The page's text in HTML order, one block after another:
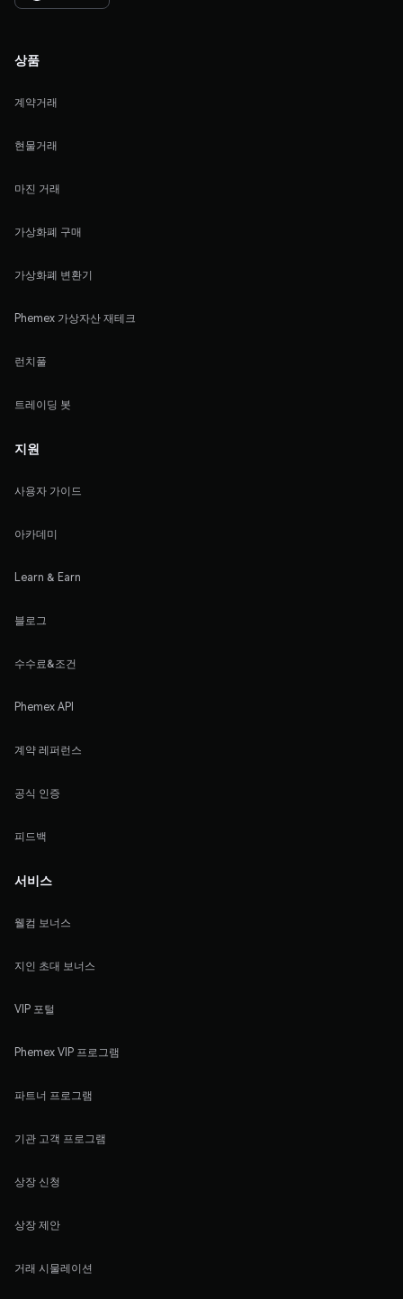
상품
계약거래
현물거래
마진 거래
가상화폐 구매
가상화폐 변환기
Phemex 가상자산 재테크
런치풀
트레이딩 봇
지원
사용자 가이드
아카데미
Learn & Earn
블로그
수수료&조건
Phemex API
계약 레퍼런스
공식 인증
피드백
서비스
웰컴 보너스
지인 초대 보너스
VIP 포털
Phemex VIP 프로그램
파트너 프로그램
기관 고객 프로그램
상장 신청
상장 제안
거래 시물레이션